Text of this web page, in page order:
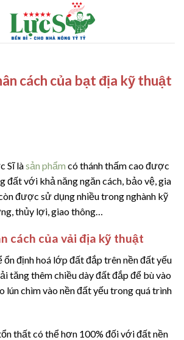
cách của bạt địa kỹ thuật
Sĩ làsản phẩm có thánh thấm cao được
đất với khả năng ngăn cách, bảo vệ, gia
được sử dụng nhiều trong nghành kỹ
thủy lợi, giao thông…
cách của vải địa kỹ thuật
định hoá lớp đất đắp trên nền đất yếu
tăng thêm chiều dày đất đắp để bù vào
chìm vào nền đất yếu trong quá trình
thất có thể hơn 100% đối với đất nền